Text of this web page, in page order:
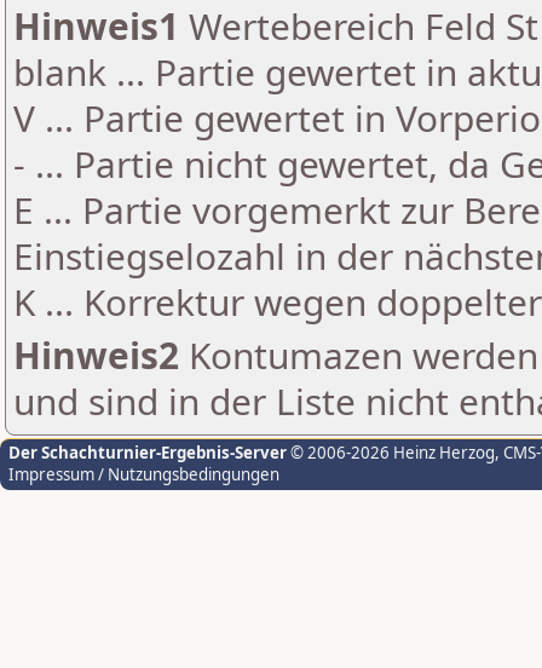
Hinweis1 Wertebereich Feld
blank ... Partie gewertet in
V ... Partie gewertet in
- ... Partie nicht gewertet, da
E ... Partie vorgemerkt zur
Einstiegselozahl in der
K ... Korrektur wegen
Hinweis2 Kontumazen
und sind in der Liste nicht
Der Schachturnier-Ergebnis-Server© 2006-2026 Heinz Herzog,
Impressum / Nutzungsbedingungen